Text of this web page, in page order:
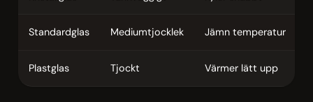
Standardglas Mediumtjocklek Jämn temperatur
Plastglas Tjockt Värmer lätt upp